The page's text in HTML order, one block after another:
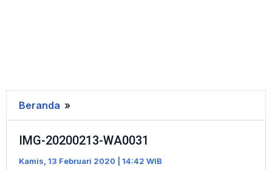
Beranda »
20200213-
WA0031
IMG-20200213-WA0031
Kamis, 13 Februari 2020 | 14:42 WIB